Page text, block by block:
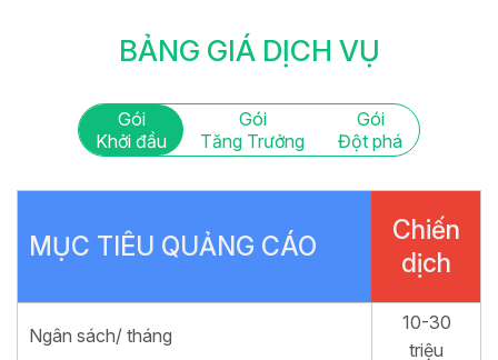
máy, trang thiết bị…BẢNG GIÁ DỊCH VỤ
Gói
Khởi đầu
Gói
Tăng Trưởng
Gói
Đột phá
MỤC TIÊU QUẢNG CÁO
Chiến
dịch
Ngân sách/ tháng
10-30
triệu